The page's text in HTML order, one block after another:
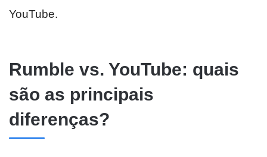
YouTube.
Rumble vs. YouTube: quais
são as principais
diferenças?